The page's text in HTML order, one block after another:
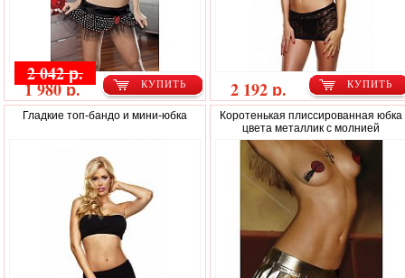
КУПИТЬ
2 042 р.
1 980 р. КУПИТЬ
2 192 р.
Гладкие топ-бандо и мини-юбка
Коротенькая плиссированная юбка
цвета металлик с молнией